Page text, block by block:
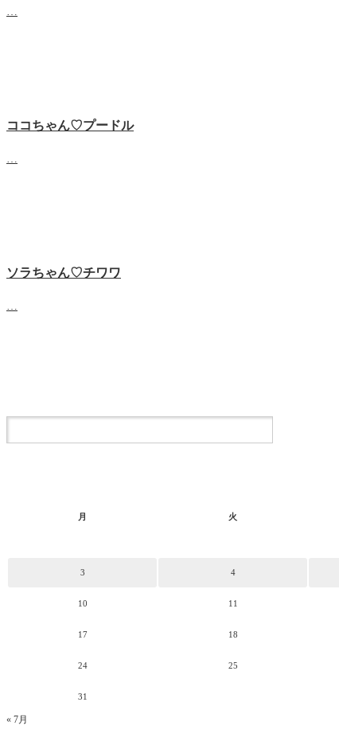
ココちゃん♡‬プードル
ソラちゃん♡‬チワワ
月 火
3 4
10 11
17 18
24 25
31
« 7月